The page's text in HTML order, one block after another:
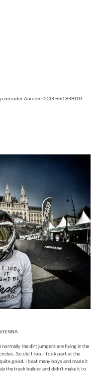
oder Anrufen 0043 650 8381111
normally the dirt jumpers are flying in the
So did I too. I took part at the
good. I beat many boys and made it
the track builder and didn’t make it to